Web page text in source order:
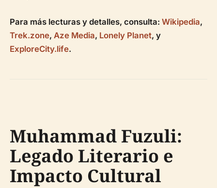
Para más lecturas y detalles, consulta: Wikipedia,
Trek.zone, Aze Media, Lonely Planet, y
ExploreCity.life.
Muhammad Fuzuli:
Legado Literario e
Impacto Cultural